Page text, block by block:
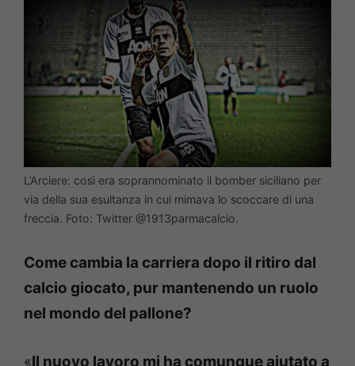
L’Arciere: così era soprannominato il bomber siciliano per
via della sua esultanza in cui mimava lo scoccare di una
freccia. Foto: Twitter @1913parmacalcio.
Come cambia la carriera dopo il ritiro dal
calcio giocato, pur mantenendo un ruolo
nel mondo del pallone?
«Il nuovo lavoro mi ha comunque aiutato a